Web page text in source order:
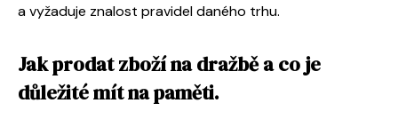
a vyžaduje znalost pravidel daného trhu.
Jak prodat zboží na dražbě a co je
důležité mít na paměti.